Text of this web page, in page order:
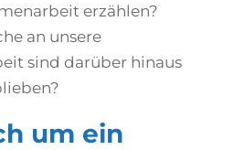
erzählen?
an unsere
sind darüber hinaus
um ein